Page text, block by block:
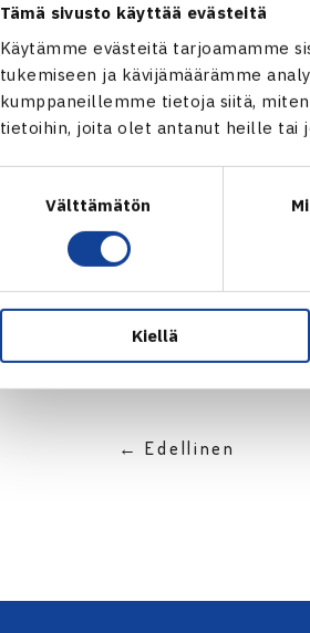
Tämä sivusto käyttää evästeitä
Käytämme evästeitä tarjoamamme
tukemiseen ja kävijämäärämme
kumppaneillemme tietoja siitä,
tietoihin, joita olet antanut heille tai
Välttämätön
Kiellä
Jaa:
← Edellinen